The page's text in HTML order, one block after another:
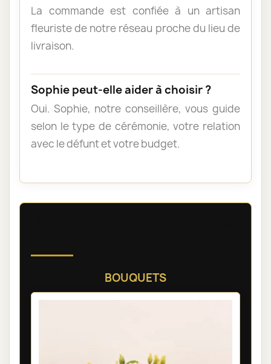
La commande est confiée à un artisan
fleuriste de notre réseau proche du lieu de
livraison.
Sophie peut-elle aider à choisir ?
Oui. Sophie, notre conseillère, vous guide
selon le type de cérémonie, votre relation
avec le défunt et votre budget.
BOUQUETS